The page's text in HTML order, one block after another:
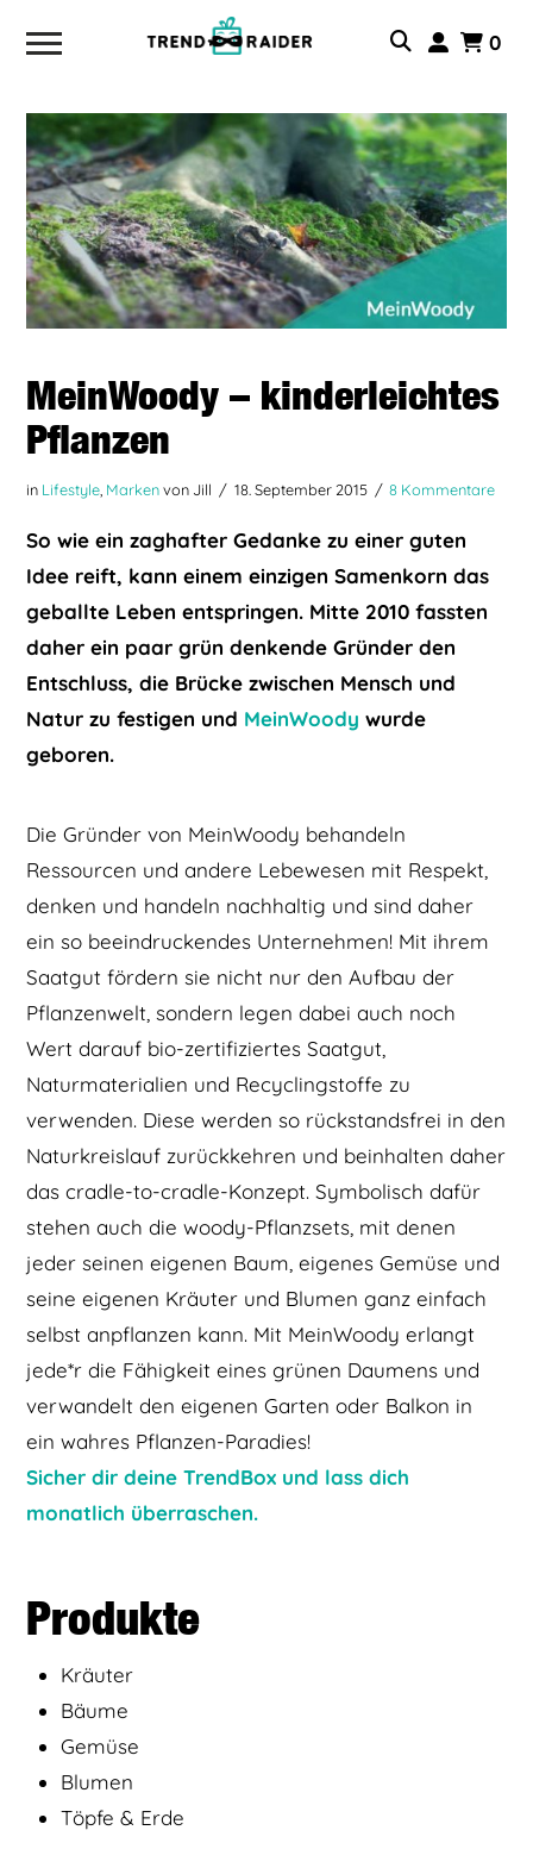
0
MeinWoody – kinderleichtes
Pflanzen
in Lifestyle Markenvon Jill 18. September 2015 8 Kommentare
So wie ein zaghafter Gedanke zu einer guten
Idee reift, kann einem einzigen Samenkorn das
geballte Leben entspringen. Mitte 2010 fassten
daher ein paar grün denkende Gründer den
Entschluss, die Brücke zwischen Mensch und
Natur zu festigen und MeinWoody wurde
geboren.
Die Gründer von MeinWoody behandeln
Ressourcen und andere Lebewesen mit Respekt,
denken und handeln nachhaltig und sind daher
ein so beeindruckendes Unternehmen! Mit ihrem
Saatgut fördern sie nicht nur den Aufbau der
Pflanzenwelt, sondern legen dabei auch noch
Wert darauf bio-zertifiziertes Saatgut,
Naturmaterialien und Recyclingstoffe zu
verwenden. Diese werden so rückstandsfrei in den
Naturkreislauf zurückkehren und beinhalten daher
das cradle-to-cradle-Konzept. Symbolisch dafür
stehen auch die woody-Pflanzsets, mit denen
jeder seinen eigenen Baum, eigenes Gemüse und
seine eigenen Kräuter und Blumen ganz einfach
selbst anpflanzen kann. Mit MeinWoody erlangt
jede*r die Fähigkeit eines grünen Daumens und
verwandelt den eigenen Garten oder Balkon in
ein wahres Pflanzen-Paradies!
Sicher dir deine TrendBox und lass dich
monatlich überraschen.
Produkte
Kräuter
Bäume
Gemüse
Blumen
Töpfe & Erde